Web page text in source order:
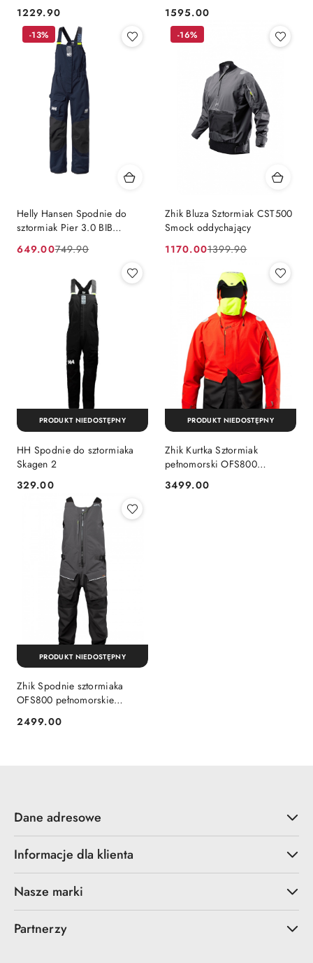
damskie
Cena:
1229.90 Cena:
1595.00
Helly Hansen Spodnie do
sztormiak Pier 3.0 BIB
Cena
649.00
Cena
749.90
-13%
Zhik Bluza Sztormiak CST500
Smock oddychający
Cena
promocyjna:
1170.00
Cena
1399.90
-16%
HH Spodnie do sztormiaka
Skagen 2
Cena:
329.00
PRODUKT NIEDOSTĘPNY
Zhik Kurtka Sztormiak
pełnomorski OFS800
Cena:
3499.00
PRODUKT NIEDOSTĘPNY
Zhik Spodnie sztormiaka
OFS800 pełnomorskie
Cena:
2499.00
PRODUKT NIEDOSTĘPNY
Dane adresowe
Informacje dla klienta
Nasze marki
Partnerzy